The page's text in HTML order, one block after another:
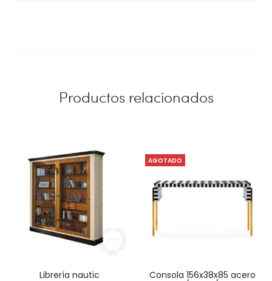
Productos relacionados
librería nautic
AGOTADO
consola 156x38x85 acero